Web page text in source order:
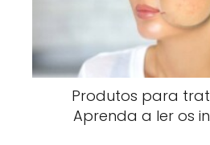
Produtos para
Aprenda a ler os